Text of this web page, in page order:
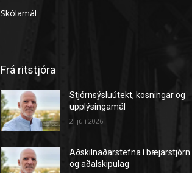
Skólamál
Frá ritstjóra
Stjórnsýsluútekt, kosningar og
upplýsingamál
2. júlí 2026
Aðskilnaðarstefna í bæjarstjórn
og aðalskipulag